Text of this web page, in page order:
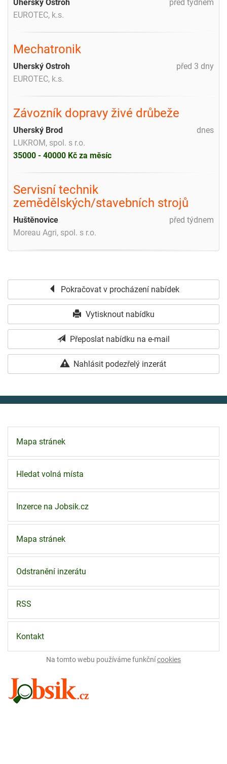
před týdnem
Uherský Ostroh
EUROTEC, k.s.
Mechatronik
před 3 dny
Uherský Ostroh
EUROTEC, k.s.
Závozník dopravy živé drůbeže
dnes
Uherský Brod
LUKROM, spol. s r.o.
35000 - 40000 Kč za měsíc
Servisní technik
zemědělských/stavebních strojů
před týdnem
Huštěnovice
Moreau Agri, spol. s r.o.
Pokračovat v procházení nabídek
Vytisknout nabídku
Přeposlat nabídku na e-mail
Nahlásit podezřelý inzerát
Mapa stránek
Hledat volná místa
Inzerce na Jobsik.cz
Mapa stránek
Odstranění inzerátu
RSS
Kontakt
Na tomto webu používáme funkčnícookies